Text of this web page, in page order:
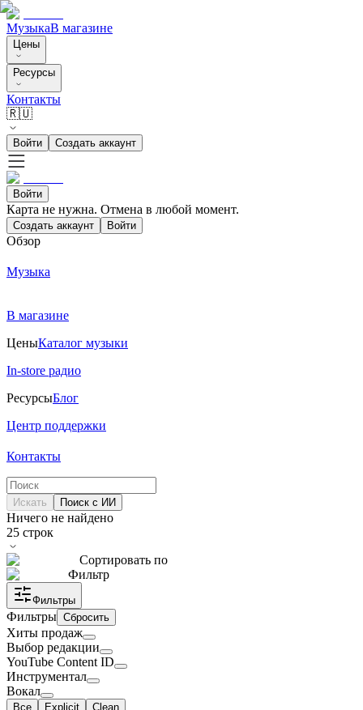
МузыкаВ магазине
Цены
Ресурсы
Контакты
🇷🇺
Войти Создать аккаунт
Войти
Карта не нужна. Отмена в любой момент.
Создать аккаунт Войти
Обзор
Музыка
В магазине
ЦеныКаталог музыки
In-store радио
РесурсыБлог
Центр поддержки
Контакты
Искать Поиск с ИИ
Ничего не найдено
25 строк
Сортировать по
Фильтр
Фильтры
Фильтры Сбросить
Хиты продаж
Выбор редакции
YouTube Content ID
Инструментал
Вокал
Все Explicit Clean